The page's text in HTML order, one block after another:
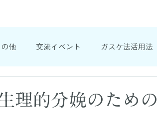
の他 交流イベント ガスケ法活用法
理的分娩のための